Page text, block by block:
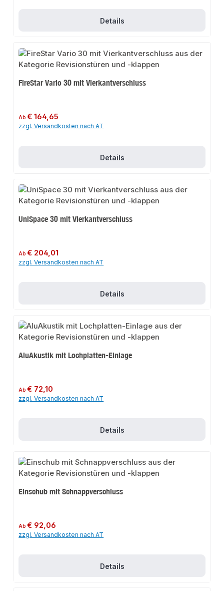
Details
FireStar Vario 30 mit Vierkantverschluss
Regulärer Preis:
Ab€ 164,65
zzgl. Versandkosten nach AT
Details
UniSpace 30 mit Vierkantverschluss
Regulärer Preis:
Ab€ 204,01
zzgl. Versandkosten nach AT
Details
AluAkustik mit Lochplatten-Einlage
Regulärer Preis:
Ab€ 72,10
zzgl. Versandkosten nach AT
Details
Einschub mit Schnappverschluss
Regulärer Preis:
Ab€ 92,06
zzgl. Versandkosten nach AT
Details